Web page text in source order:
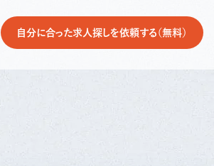
自分に合った求人探しを依頼する（無料）